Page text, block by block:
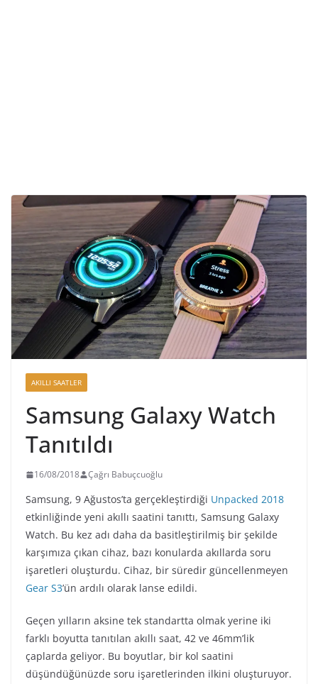
AKILLI SAATLER
Samsung Galaxy Watch
Tanıtıldı
16/08/2018 Çağrı Babuçcuoğlu
Samsung, 9 Ağustos’ta gerçekleştirdiği Unpacked 2018
etkinliğinde yeni akıllı saatini tanıttı, Samsung Galaxy
Watch. Bu kez adı daha da basitleştirilmiş bir şekilde
karşımıza çıkan cihaz, bazı konularda akıllarda soru
işaretleri oluşturdu. Cihaz, bir süredir güncellenmeyen
Gear S3’ün ardılı olarak lanse edildi.
Geçen yılların aksine tek standartta olmak yerine iki
farklı boyutta tanıtılan akıllı saat, 42 ve 46mm’lik
çaplarda geliyor. Bu boyutlar, bir kol saatini
düşündüğünüzde soru işaretlerinden ilkini oluşturuyor.